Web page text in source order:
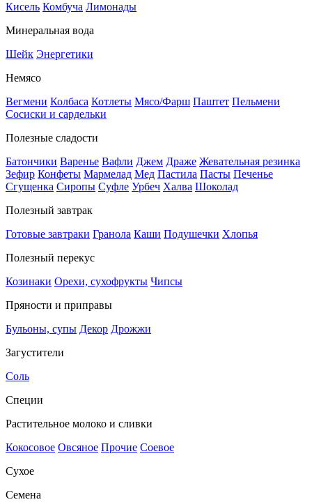
Кисель Комбуча Лимонады
Минеральная вода
Шейк Энергетики
Немясо
Вегмени Колбаса Котлеты Мясо/Фарш Паштет Пельмени
Сосиски и сардельки
Полезные сладости
Батончики Варенье Вафли Джем Драже Жевательная резинка
Зефир Конфеты Мармелад Мед Пастила Пасты Печенье
Сгущенка Сиропы Суфле Урбеч Халва Шоколад
Полезный завтрак
Готовые завтраки Гранола Каши Подушечки Хлопья
Полезный перекус
Козинаки Орехи, сухофрукты Чипсы
Пряности и приправы
Бульоны, супы Декор Дрожжи
Загустители
Соль
Специи
Растительное молоко и сливки
Кокосовое Овсяное Прочие Соевое
Сухое
Семена